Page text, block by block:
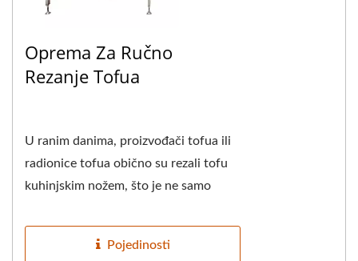
Oprema Za Ručno
Rezanje Tofua
U ranim danima, proizvođači tofua ili
radionice tofua obično su rezali tofu
kuhinjskim nožem, što je ne samo
Pojedinosti